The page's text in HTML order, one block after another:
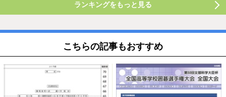
ランキングをもっと見る
こちらの記事もおすすめ